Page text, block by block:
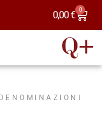
0,00€ 0